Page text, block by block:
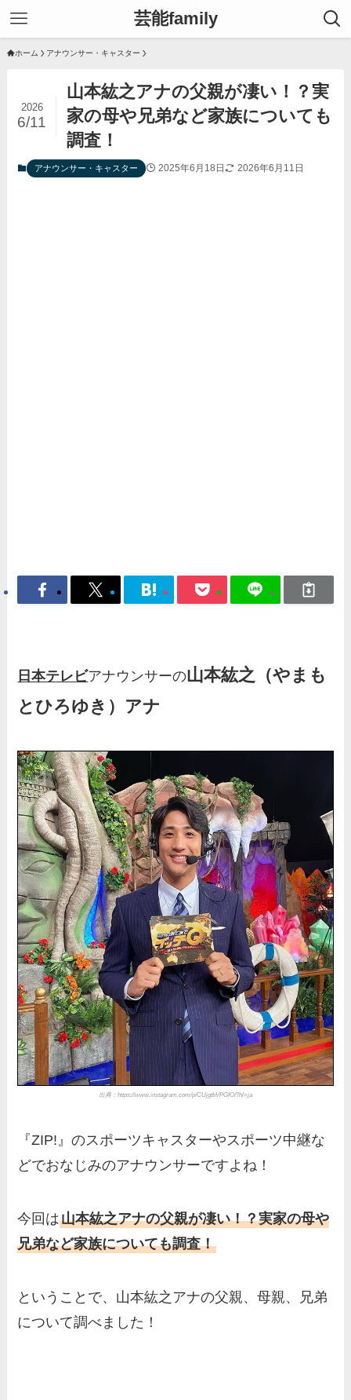
芸能family
ホーム アナウンサー・キャスター
山本紘之アナの父親が凄い！？実
家の母や兄弟など家族についても
調査！
2026
6/11
アナウンサー・キャスター 2025年6月18日 2026年6月11日
日本テレビアナウンサーの山本紘之（やまも
とひろゆき）アナ
出典：https://www.instagram.com/p/CUjgtbVPGfO/?hl=ja
『ZIP!』のスポーツキャスターやスポーツ中継な
どでおなじみのアナウンサーですよね！
今回は山本紘之アナの父親が凄い！？実家の母や
兄弟など家族についても調査！
ということで、山本紘之アナの父親、母親、兄弟
について調べました！